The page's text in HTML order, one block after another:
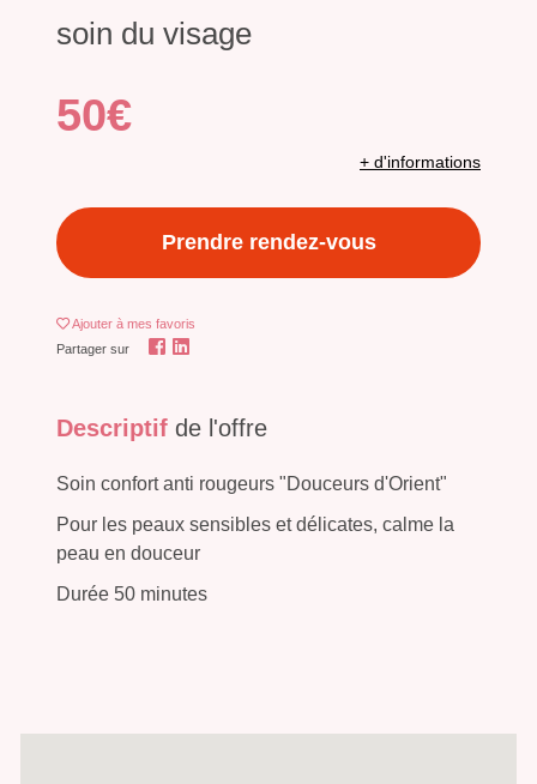
soin du visage
50€
+ d'informations
Prendre rendez-vous
Ajouter à mes favoris
Partager sur
Descriptif de l'offre
Soin confort anti rougeurs "Douceurs d'Orient"
Pour les peaux sensibles et délicates, calme la
peau en douceur
Durée 50 minutes